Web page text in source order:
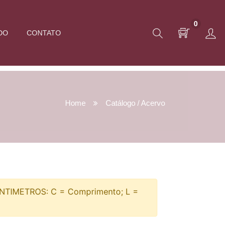
CONTATO
0
Home Catálogo / Acervo
C = Comprimento; L =